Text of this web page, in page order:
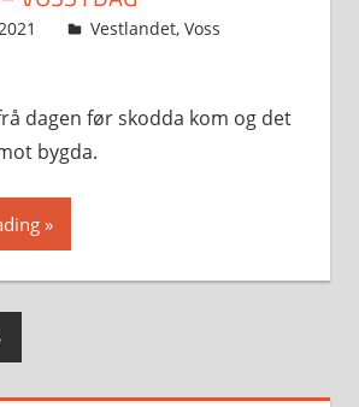
Svein
Vestlandet, Voss
dagen før skodda kom og det
bygda.